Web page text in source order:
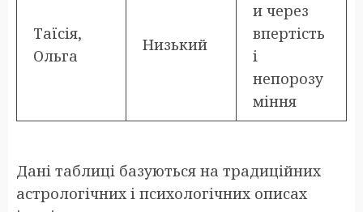
Таїсія,
Ольга
Низький
и через
впертість
і
непорозу
міння
Дані таблиці базуються на традиційних
астрологічних і психологічних описах